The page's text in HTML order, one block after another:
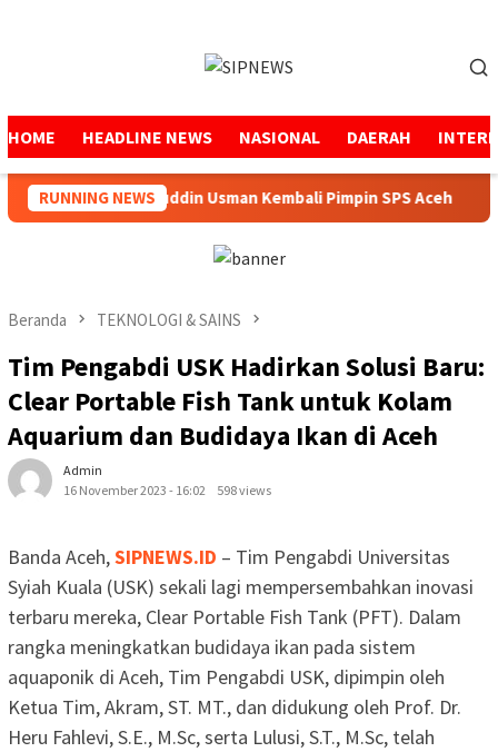
HOME HEADLINE NEWS NASIONAL DAERAH
RUNNING NEWS
Mukhtaruddin Usman Kembali Pimpin SPS Aceh
Beranda TEKNOLOGI & SAINS
Tim Pengabdi USK Hadirkan Solusi Baru:
Clear Portable Fish Tank untuk Kolam
Aquarium dan Budidaya Ikan di Aceh
Admin
16 November 2023 - 16:02
598 views
Banda Aceh,SIPNEWS.ID – Tim Pengabdi Universitas
Syiah Kuala (USK) sekali lagi mempersembahkan inovasi
terbaru mereka, Clear Portable Fish Tank (PFT). Dalam
rangka meningkatkan budidaya ikan pada sistem
aquaponik di Aceh, Tim Pengabdi USK, dipimpin oleh
Ketua Tim, Akram, ST. MT., dan didukung oleh Prof. Dr.
Heru Fahlevi, S.E., M.Sc, serta Lulusi, S.T., M.Sc, telah